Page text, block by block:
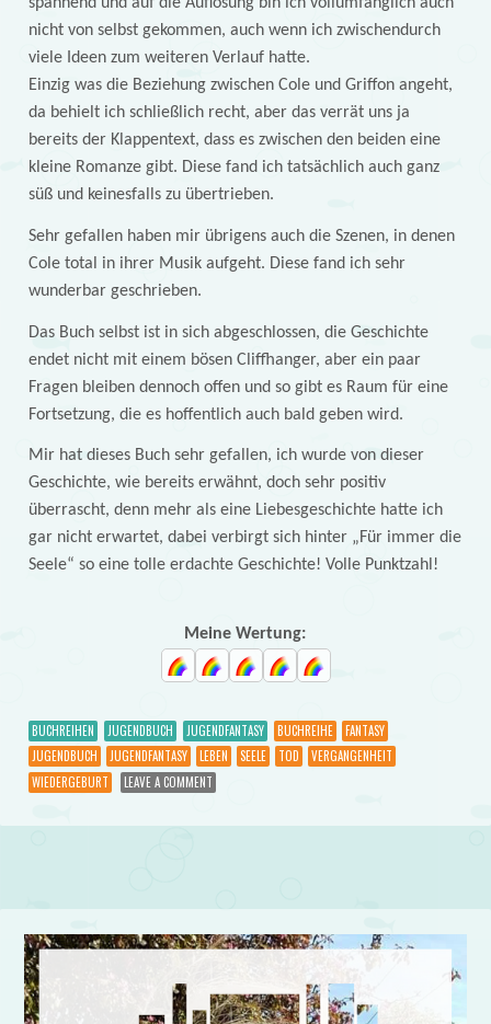
nicht von selbst gekommen, auch wenn ich zwischendurch
viele Ideen zum weiteren Verlauf hatte.
Einzig was die Beziehung zwischen Cole und Griffon angeht,
da behielt ich schließlich recht, aber das verrät uns ja
bereits der Klappentext, dass es zwischen den beiden eine
kleine Romanze gibt. Diese fand ich tatsächlich auch ganz
süß und keinesfalls zu übertrieben.
Sehr gefallen haben mir übrigens auch die Szenen, in denen
Cole total in ihrer Musik aufgeht. Diese fand ich sehr
wunderbar geschrieben.
Das Buch selbst ist in sich abgeschlossen, die Geschichte
endet nicht mit einem bösen Cliffhanger, aber ein paar
Fragen bleiben dennoch offen und so gibt es Raum für eine
Fortsetzung, die es hoffentlich auch bald geben wird.
Mir hat dieses Buch sehr gefallen, ich wurde von dieser
Geschichte, wie bereits erwähnt, doch sehr positiv
überrascht, denn mehr als eine Liebesgeschichte hatte ich
gar nicht erwartet, dabei verbirgt sich hinter „Für immer die
Seele“ so eine tolle erdachte Geschichte! Volle Punktzahl!
Meine Wertung:
BUCHREIHEN JUGENDBUCH JUGENDFANTASY BUCHREIHE
FANTASY
JUGENDBUCH
JUGENDFANTASY LEBEN SEELE TOD
VERGANGENHEIT
WIEDERGEBURT
LEAVE A COMMENT
Post navigation